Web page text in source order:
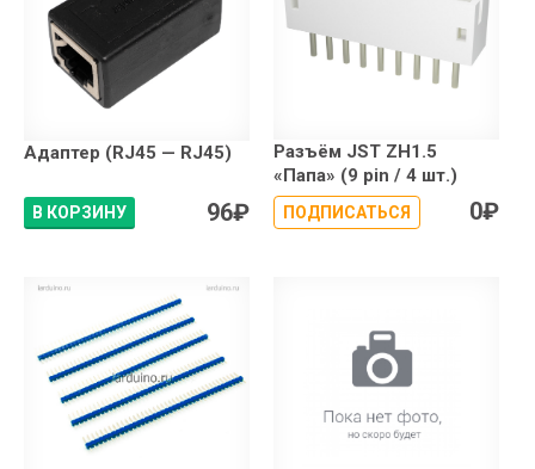
Адаптер (RJ45 — RJ45)
В КОРЗИНУ 96₽
Разъём JST ZH1.5
«Папа» (9 pin / 4 шт.)
ПОДПИСАТЬСЯ 0₽